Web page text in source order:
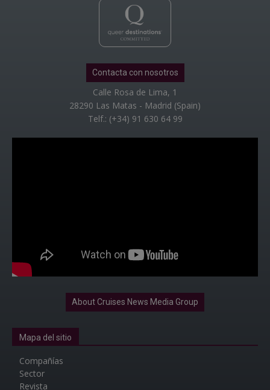
Contacta con nosotros
Calle Rosa de Lima, 1
28290 Las Matas - Madrid (Spain)
Telf.: (+34) 91 630 64 99
About Cruises News Media Group
Mapa del sitio
Compañías
Sector
Revista